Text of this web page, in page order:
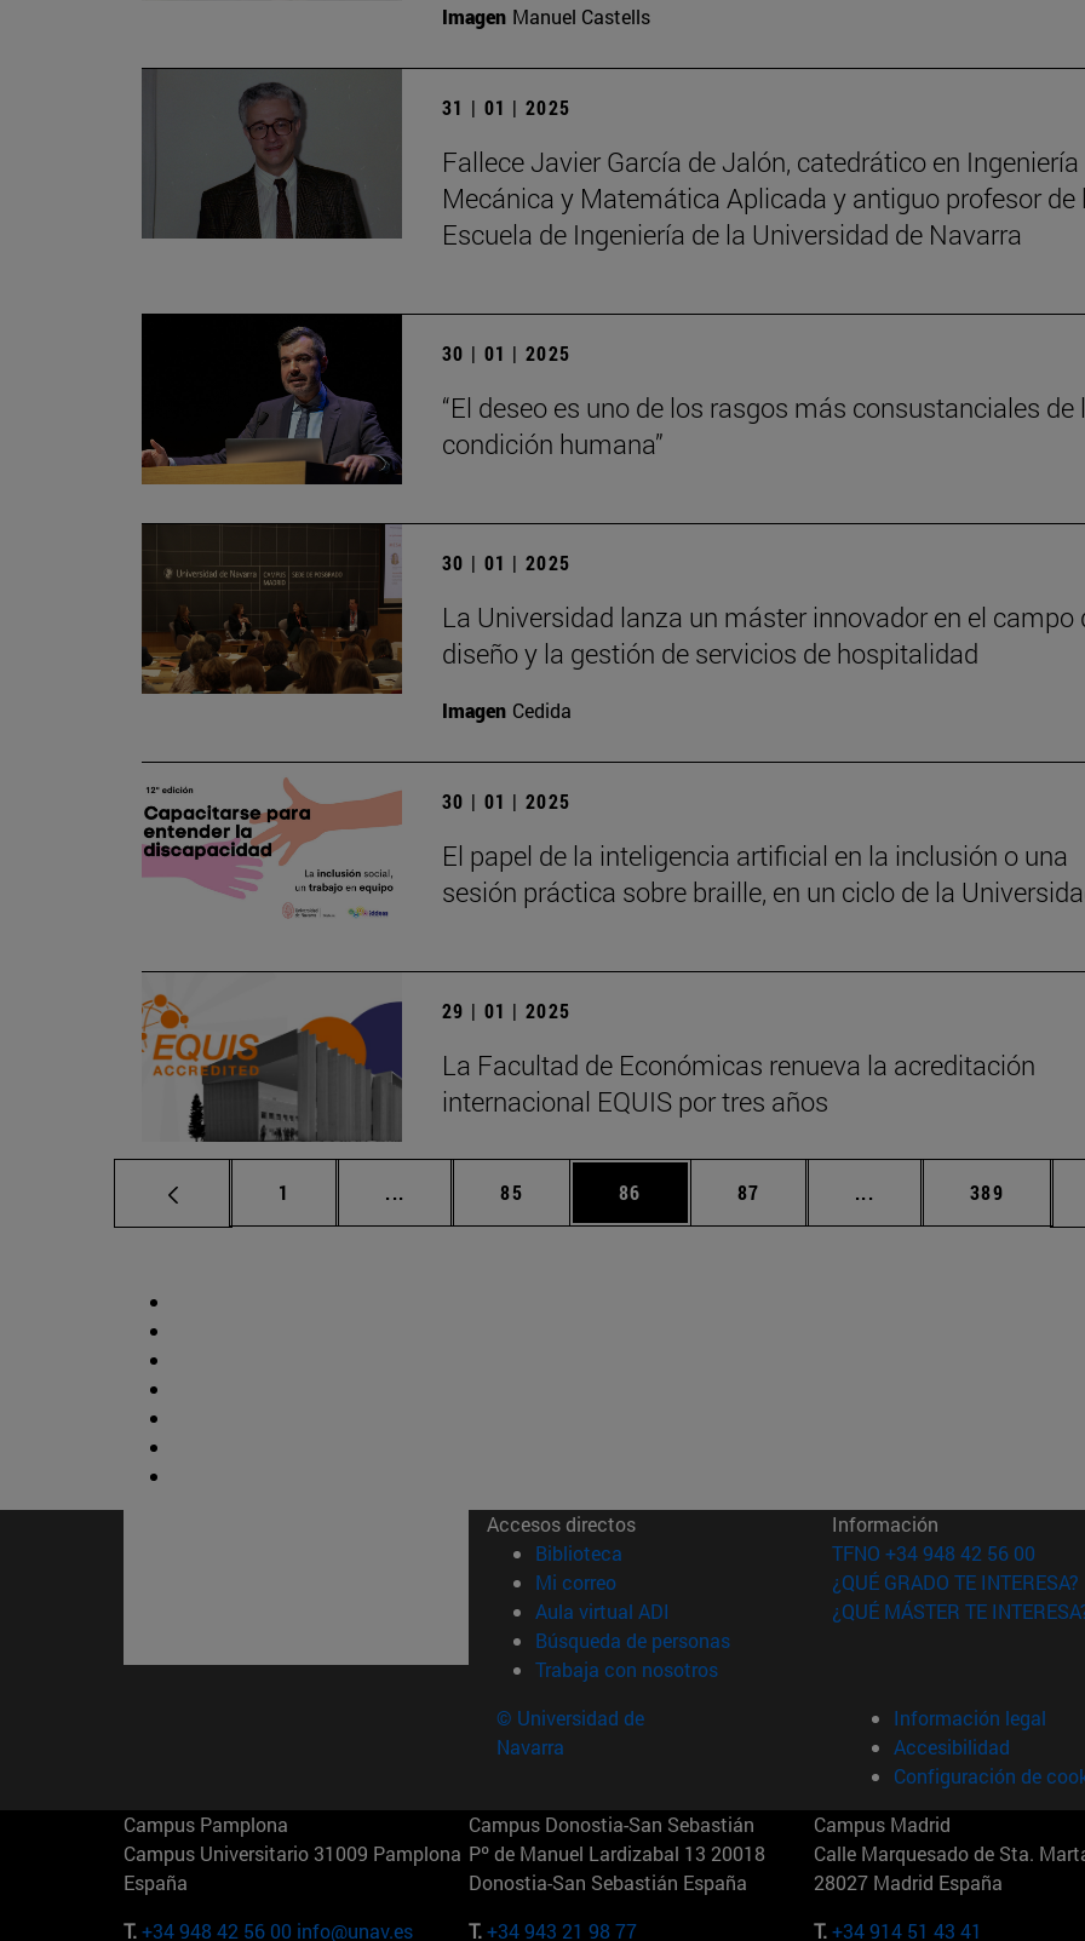
Imagen Manuel Castells
31 | 01 | 2025
Fallece Javier García de Jalón, catedrático en Ingeniería
Mecánica y Matemática Aplicada y antiguo profesor de
Escuela de Ingeniería de la Universidad de Navarra
30 | 01 | 2025
“El deseo es uno de los rasgos más consustanciales de
condición humana”
30 | 01 | 2025
La Universidad lanza un máster innovador en el campo
diseño y la gestión de servicios de hospitalidad
Imagen Cedida
30 | 01 | 2025
El papel de la inteligencia artificial en la inclusión o una
sesión práctica sobre braille, en un ciclo de la
29 | 01 | 2025
La Facultad de Económicas renueva la acreditación
internacional EQUIS por tres años
Página
1 ... Páginas intermedias Use TAB para desplazarse.
Página
85 Página
86 Página
87 ... Páginas intermedias
Página
389
Accesos directos
Biblioteca (abre en nueva ventana)
Mi correo(abre en nueva ventana)
Aula virtual ADI (abre en nueva ventana)
Búsqueda de personas(abre en nueva ventana)
Trabaja con nosotros(abre en nueva ventana)
Información
TFNO +34 948 42 56 00
¿QUÉ GRADO TE INTERESA?
¿QUÉ MÁSTER TE
© Universidad de
Navarra
Información legal
Accesibilidad
Configuración de
Campus Pamplona
Campus Universitario 31009 Pamplona
España
T.+34 948 42 56 00 info@unav.es
Campus Donostia-San Sebastián
Pº de Manuel Lardizabal 13 20018
Donostia-San Sebastián España
T.+34 943 21 98 77
Campus Madrid
Calle Marquesado de Sta.
28027 Madrid España
T.+34 914 51 43 41